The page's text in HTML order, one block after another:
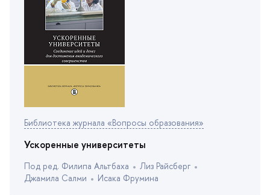
Библиотека журнала «Вопросы образования»
Ускоренные университеты
Под ред. Филипа Альтбаха
Лиз Райсбер
Джамила Салми
Исака Фрумина